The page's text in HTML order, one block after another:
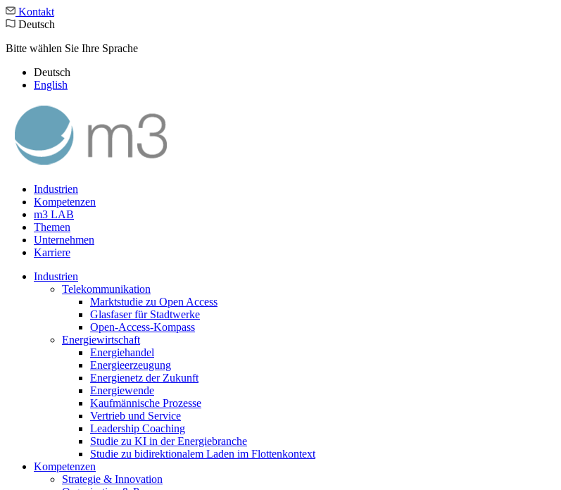
Kontakt
Deutsch
Bitte wählen Sie Ihre Sprache
Deutsch
English
Industrien
Kompetenzen
m3 LAB
Themen
Unternehmen
Karriere
Industrien
Telekommunikation
Marktstudie zu Open Access
Glasfaser für Stadtwerke
Open-Access-Kompass
Energiewirtschaft
Energiehandel
Energieerzeugung
Energienetz der Zukunft
Energiewende
Kaufmännische Prozesse
Vertrieb und Service
Leadership Coaching
Studie zu KI in der Energiebranche
Studie zu bidirektionalem Laden im Flottenkontext
Kompetenzen
Strategie & Innovation